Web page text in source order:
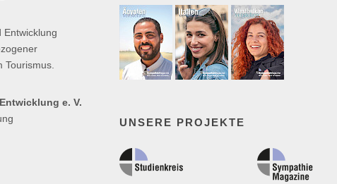
Entwicklung
e. V.
UNSERE PROJEKTE